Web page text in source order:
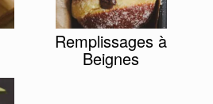
Remplissages à
Beignes